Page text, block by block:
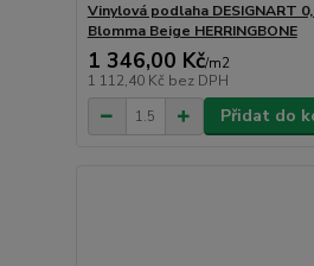
Vinylová podlaha DESIGNART
Blomma Beige HERRINGBONE
1 346,00 Kč/m2
1 112,40 Kč bez DPH
Přidat do